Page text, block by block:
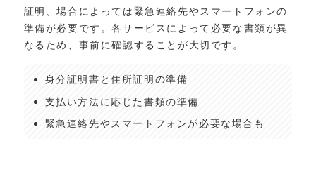
証明、場合によっては緊急連絡先やスマートフォンの
準備が必要です。各サービスによって必要な書類が異
なるため、事前に確認することが大切です。
身分証明書と住所証明の準備
支払い方法に応じた書類の準備
緊急連絡先やスマートフォンが必要な場合も